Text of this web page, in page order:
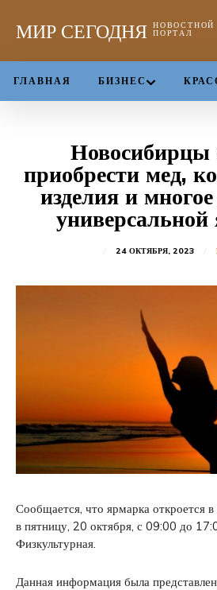
МИР СЕГОДНЯ НОВОСТНОЙ
ПОРТАЛ
ГЛАВНАЯ БИЗНЕС
Новосибирцы
приобрести мед,
изделия и
24 ОКТЯБРЯ, 2023
Сообщается, что ярмарка откроется
в пятницу, 20 октября, с 09:00 до
Физкультурная.
Данная информация была